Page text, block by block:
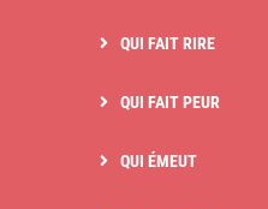
QUI FAIT RIRE
QUI FAIT PEUR
QUI ÉMEUT